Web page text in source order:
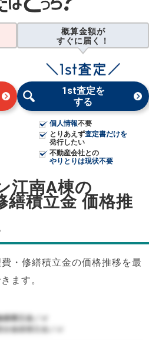
概算金額が
すぐに届く！
1st査定を
する
個人情報不要
とりあえず査定書だけを
発行したい
不動産会社との
やりとりは現状不要
江南A棟の
繕積立金 価格推
・修繕積立金の価格推移を最
ます。
繕積立金／㎡
合修繕積立金／㎡